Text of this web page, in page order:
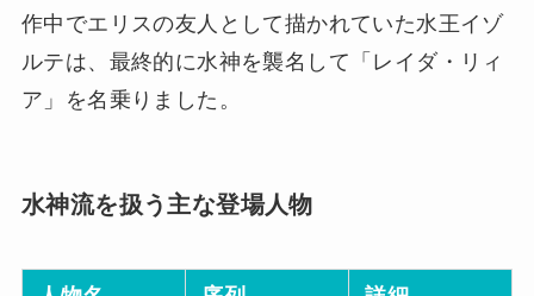
作中でエリスの友人として描かれていた水王イゾ
ルテは、最終的に水神を襲名して「レイダ・リィ
ア」を名乗りました。
水神流を扱う主な登場人物